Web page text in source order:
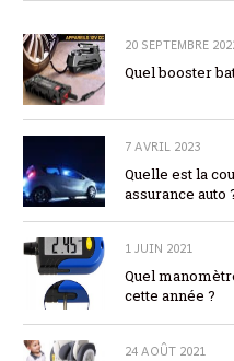
20 SEPTEMBRE
Quel booster
7 AVRIL 2023
Quelle est la
assurance auto
1 JUIN 2021
Quel
cette année ?
24 AOÛT 2021